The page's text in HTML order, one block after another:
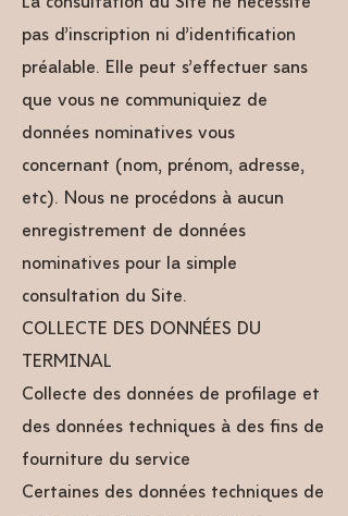
pas d’inscription ni d’identification
préalable. Elle peut s’effectuer sans
que vous ne communiquiez de
données nominatives vous
concernant (nom, prénom, adresse,
etc). Nous ne procédons à aucun
enregistrement de données
nominatives pour la simple
consultation du Site.
COLLECTE DES DONNÉES DU
TERMINAL
Collecte des données de profilage et
des données techniques à des fins de
fourniture du service
Certaines des données techniques de